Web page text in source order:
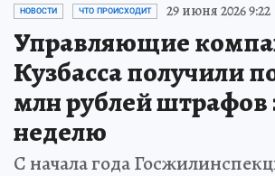
НОВОСТИ ЧТО ПРОИСХОДИТ 29 июня 2026 9:22
Управляющие
Кузбасса получили
млн рублей штрафов
неделю
С начала года